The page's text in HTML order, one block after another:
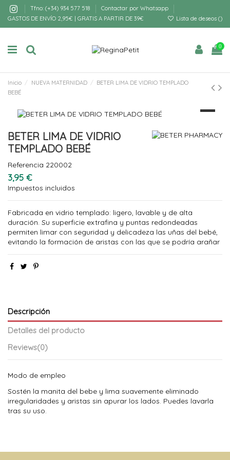
Tfno: (+34) 934 577 518
Contactar por Whatsapp
GASTOS DE ENVÍO 2,95€ | GRATIS A PARTIR DE 39€
Lista de deseos ()
0
Inicio NUEVA MATERNIDAD
BETER LIMA DE VIDRIO TEMPLADO
BEBÉ
BETER LIMA DE VIDRIO
TEMPLADO BEBÉ
Referencia 220002
3,95 €
Impuestos incluidos
Fabricada en vidrio templado: ligero, lavable y de alta
duración. Su superficie extrafina y puntas redondeadas
permiten limar con seguridad y delicadeza las uñas del bebé,
evitando la formación de aristas con las que se podría arañar
Descripción
Detalles del producto
Reviews(0)
Modo de empleo
Sostén la manita del bebe y lima suavemente eliminado
irregularidades y aristas sin apurar los lados. Puedes lavarla
tras su uso.